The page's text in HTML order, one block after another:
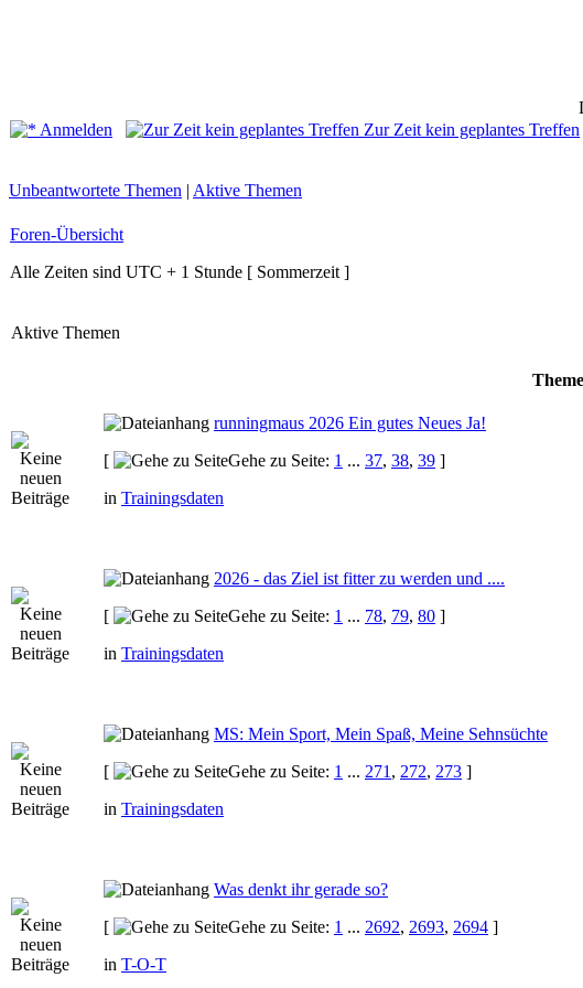
Anmelden
Zur Zeit kein geplantes Treffen
Unbeantwortete Themen | Aktive Themen
Foren-Übersicht
Alle Zeiten sind UTC + 1 Stunde [ Sommerzeit ]
Aktive Themen
runningmaus 2026 Ein gutes Neues Ja!
[
Gehe zu Seite: 1 ... 37, 38, 39 ]
in Trainingsdaten
2026 - das Ziel ist fitter zu werden und ....
[
Gehe zu Seite: 1 ... 78, 79, 80 ]
in Trainingsdaten
MS: Mein Sport, Mein Spaß, Meine Sehnsüchte
[
Gehe zu Seite: 1 ... 271 , 272, 273 ]
in Trainingsdaten
Was denkt ihr gerade so?
[
Gehe zu Seite: 1 ... 2692, 2693, 2694 ]
in T-O-T